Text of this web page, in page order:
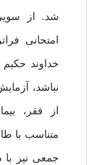
شد. از
امتحانی
خداوند
نباشد،
از فقر،
متناسب با
جمعی نیز